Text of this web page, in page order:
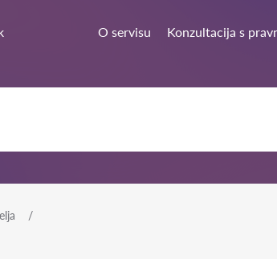
O servisu Konzultacija s